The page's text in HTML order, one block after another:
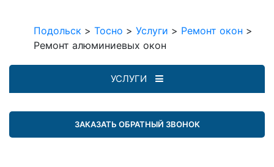
Подольск > Тосно > Услуги > Ремонт окон >
Ремонт алюминиевых окон
УСЛУГИ
ЗАКАЗАТЬ ОБРАТНЫЙ ЗВОНОК